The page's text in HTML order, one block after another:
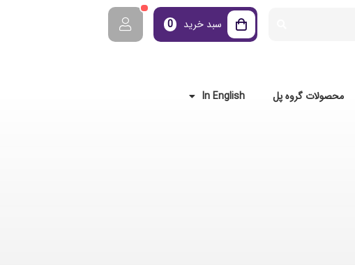
سبد خرید 0
محصولات گروه پل In English